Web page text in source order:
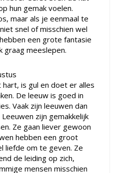
hun gemak voelen.
maar als je eenmaal te
snel of misschien wel
een grote fantasie
graag meeslepen.
is gul en doet er alles
De leeuw is goed in
Vaak zijn leeuwen dan
zijn gemakkelijk
Ze gaan liever gewoon
hebben een groot
liefde om te geven. Ze
de leiding op zich,
mensen misschien